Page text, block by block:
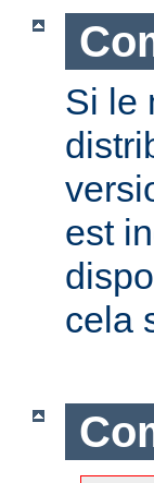
Si le
est
cela